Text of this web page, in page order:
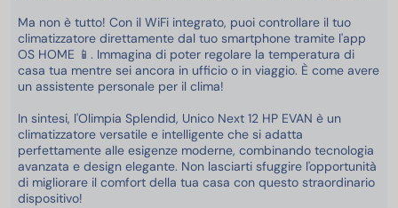
Ma non è tutto! Con il WiFi integrato, puoi controllare il tuo
climatizzatore direttamente dal tuo smartphone tramite l'app
OS HOME 📱. Immagina di poter regolare la temperatura di
casa tua mentre sei ancora in ufficio o in viaggio. È come avere
un assistente personale per il clima!
In sintesi, l'Olimpia Splendid, Unico Next 12 HP EVAN è un
climatizzatore versatile e intelligente che si adatta
perfettamente alle esigenze moderne, combinando tecnologia
avanzata e design elegante. Non lasciarti sfuggire l'opportunità
di migliorare il comfort della tua casa con questo straordinario
dispositivo!